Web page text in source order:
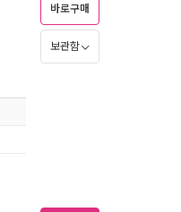
바로구매
보관함